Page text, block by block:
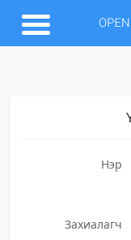
Нэр
Захиалагч